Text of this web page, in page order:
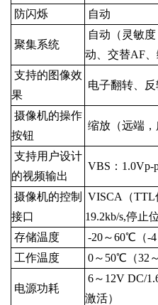
防闪烁
自动
聚集系统
自动（灵敏
动、交替AF
支持的图像效
果
电子翻转、
摄像机的操作
按钮
缩放（远端，
支持用户设计
的视频输出
VBS：1.0Vp-
摄像机的控制
接口
VISCA（TTL
19.2kb/s,停止
存储温度
-20～60℃（-4
工作温度
0～50℃（32～
电源功耗
6～12V DC/
激活）